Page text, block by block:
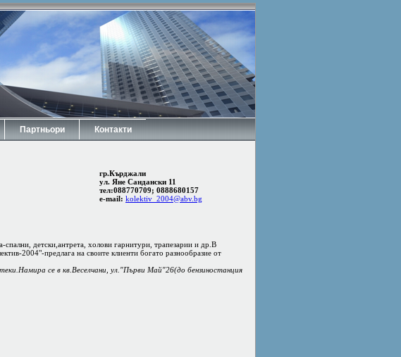
Партньори Контакти
гр.Кърджали
ул. Яне Сандански 11
тел:088770709; 0888680157
e-mail: kolektiv_2004@abv.bg
спални, детски,антрета, холови гарнитури, трапезарии и др.В
2004"-предлага на своите клиенти богато разнообразие от
се в кв.Веселчани, ул."Първи Май"26(до бензиностанция